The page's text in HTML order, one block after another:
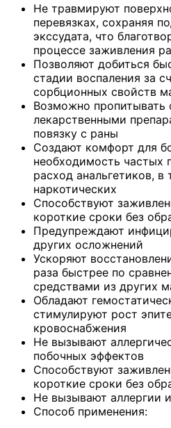
Не травмируют
перевязках, сохраняя
экссудата, что
процессе заживления
Позволяют добиться
стадии воспаления за
сорбционных свойств
Возможно пропитывать
лекарственными
повязку с раны
Создают комфорт для
необходимость частых
расход анальгетиков, в
наркотических
Способствуют
короткие сроки без
Предупреждают
других осложнений
Ускоряют
раза быстрее по
средствами из других
Обладают
стимулируют рост
кровоснабжения
Не вызывают
побочных эффектов
Способствуют
короткие сроки без
Не вызывают аллергии
Способ применения: